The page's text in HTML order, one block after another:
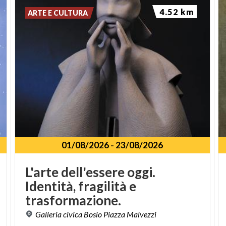
01/08/2026- 23/08/2026
L'arte dell'essere oggi.
Identità, fragilità e
trasformazione.
Galleriacivica Bosio Piazza Malvezzi
ARTE E CULTURA 4.52 km